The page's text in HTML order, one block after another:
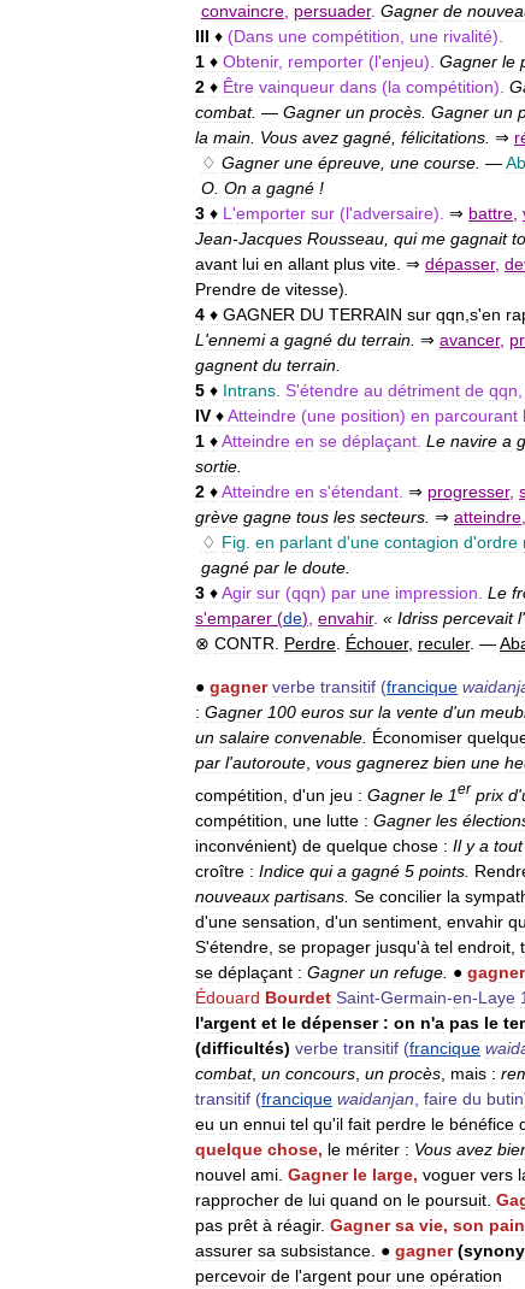
convaincre persuader. Gagner de
III ♦ (Dans une compétition une rivalité).
1 ♦ Obtenir, remporter (l'enjeu). Gagner le
2 ♦ Être vainqueur dans (la compétition).
combat. — Gagner un procès Gagner un
la main Vous avez gagné félicitations ⇒
♢ Gagner une épreuve une course —
O On a gagné !
3 ♦ L 'emporter sur (l'adversaire). ⇒ battre
Jean-Jacques Rousseau qui me gagnait
avant lui en allant plus vite . ⇒ dépasser,
Prendre de vitesse)
4 ♦ GAGNER DU TERRAIN sur qqn s'en
L 'ennemi a gagné du terrain ⇒ avancer,
gagnent du terrain
5 ♦ Intrans S'étendre au détriment de qqn
IV ♦Atteindre (une position) en parcourant
1 ♦Atteindre en se déplaçant Le navire a
sortie
2 ♦Atteindre en s'étendant ⇒ progresser,
grève gagne tous les secteurs ⇒ atteindre
♢ Fig en parlant d'une contagion d'ordre
gagné par le doute
3 ♦Agir sur (qqn) par une impression Le
s'emparer (de) envahir. « Idriss percevait l'
⊗ CONTR Perdre Échouer, reculer. —
● gagner verbe transitif (francique
: Gagner 100 euros sur la vente d'un
un salaire convenable Économiser
par l'autoroute vous gagnerez bien une
compétition d'un jeu : Gagner le 1er prix d'
compétition une lutte : Gagner les
inconvénient) de quelque chose : Il y a tout
croître : Indice qui a gagné 5 points
nouveaux partisans Se concilier la
d'une sensation d'un sentiment envahir
S'étendre se propager jusqu'à tel endroit
se déplaçant : Gagner un refuge ● gagner
Édouard Bourdet Saint-Germain-en-Laye
l'argent et le dépenser : on n'a pas le
(difficultés) verbe transitif (francique
combat, un concours un procès mais :
transitif (francique waidanjan faire du butin
eu un ennui tel qu'il fait perdre le bénéfice
quelque chose, le mériter : Vous avez
nouvel ami Gagner le large, voguer vers
rapprocher de lui quand on le poursuit
pas prêt à réagir. Gagner sa vie, son pain
assurer sa subsistance ● gagner(
percevoir de l'argent pour une opération